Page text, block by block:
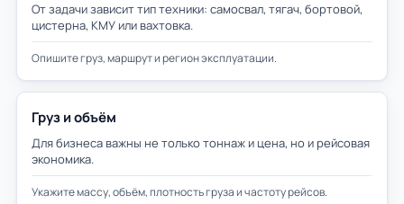
От задачи зависит тип техники: самосвал, тягач, бортовой,
цистерна, КМУ или вахтовка.
Опишите груз, маршрут и регион эксплуатации.
Груз и объём
Для бизнеса важны не только тоннаж и цена, но и рейсовая
экономика.
Укажите массу, объём, плотность груза и частоту рейсов.